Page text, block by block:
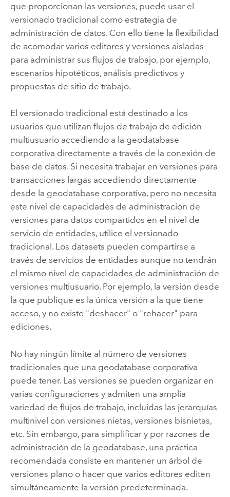
que proporcionan las versiones, puede usar el
versionado tradicional como estrategia de
administración de datos. Con ello tiene la flexibilidad
de acomodar varios editores y versiones aisladas
para administrar sus flujos de trabajo, por ejemplo,
escenarios hipotéticos, análisis predictivos y
propuestas de sitio de trabajo.
El versionado tradicional está destinado a los
usuarios que utilizan flujos de trabajo de edición
multiusuario accediendo a la geodatabase
corporativa directamente a través de la conexión de
base de datos. Si necesita trabajar en versiones para
transacciones largas accediendo directamente
desde la geodatabase corporativa, pero no necesita
este nivel de capacidades de administración de
versiones para datos compartidos en el nivel de
servicio de entidades, utilice el versionado
tradicional. Los datasets pueden compartirse a
través de servicios de entidades aunque no tendrán
el mismo nivel de capacidades de administración de
versiones multiusuario. Por ejemplo, la versión desde
la que publique es la única versión a la que tiene
acceso, y no existe "deshacer" o "rehacer" para
ediciones.
No hay ningún límite al número de versiones
tradicionales que una geodatabase corporativa
puede tener. Las versiones se pueden organizar en
varias configuraciones y admiten una amplia
variedad de flujos de trabajo, incluidas las jerarquías
multinivel con versiones nietas, versiones bisnietas,
etc. Sin embargo, para simplificar y por razones de
administración de la geodatabase, una práctica
recomendada consiste en mantener un árbol de
versiones plano o hacer que varios editores editen
simultáneamente la versión predeterminada.